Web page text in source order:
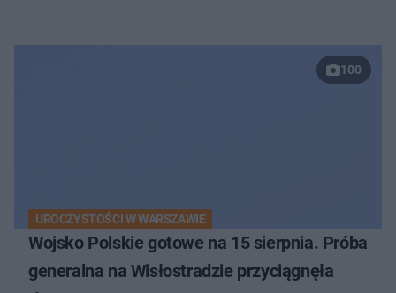
100
UROCZYSTOŚCI W WARSZAWIE
Wojsko Polskie gotowe na 15 sierpnia. Próba
generalna na Wisłostradzie przyciągnęła